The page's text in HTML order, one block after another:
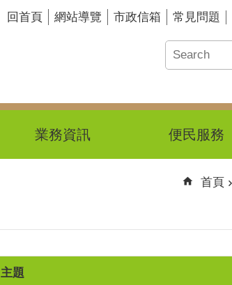
回首頁 網站導覽 市政信箱 常見問題
業務資訊 便民服務
首頁
主題